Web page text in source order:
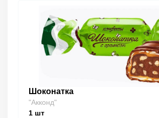
Шоконатка
"Акконд"
1 шт